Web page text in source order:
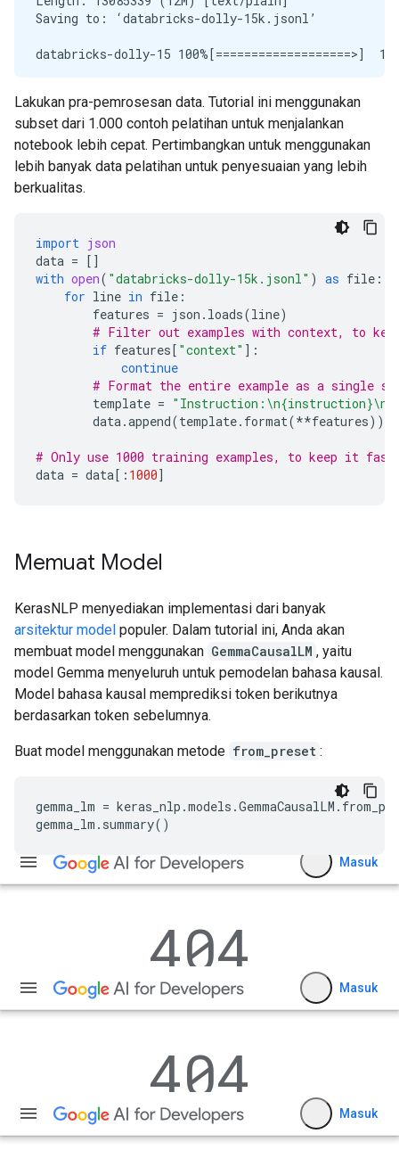
Saving to: ‘databricks-dolly-15k.jsonl’
databricks-dolly-15 100%[===================>]
Lakukan pra-pemrosesan data. Tutorial ini menggunakan
subset dari 1.000 contoh pelatihan untuk menjalankan
notebook lebih cepat. Pertimbangkan untuk menggunakan
lebih banyak data pelatihan untuk penyesuaian yang lebih
berkualitas.
import json
data = []
with open( "databricks-dolly-15k.jsonl" ) as file :
for line in file :
features = json . loads(line)
# Filter out examples with context, to
if features[ "context" ]:
continue
# Format the entire example as a single
template = "Instruction: \n{instruction}
data.append(template. format(**features))
# Only use 1000 training examples, to keep it
data = data[: 1000]
Memuat Model
KerasNLP menyediakan implementasi dari banyak
arsitektur model populer. Dalam tutorial ini, Anda akan
membuat model menggunakan GemmaCausalLM , yaitu
model Gemma menyeluruh untuk pemodelan bahasa kausal.
Model bahasa kausal memprediksi token berikutnya
berdasarkan token sebelumnya.
Buat model menggunakan metode from_preset :
gemma_lm =